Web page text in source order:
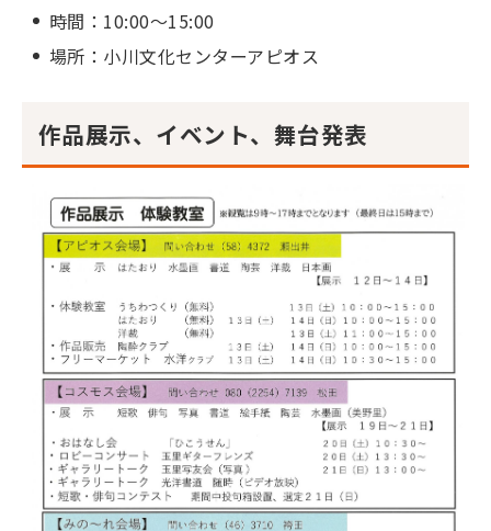
時間：10:00～15:00
場所：小川文化センターアピオス
作品展示、イベント、舞台発表